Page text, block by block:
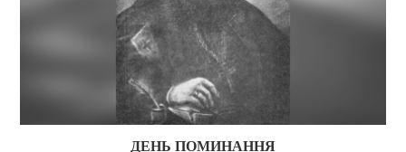
ДЕНЬ ПОМИНАННЯ